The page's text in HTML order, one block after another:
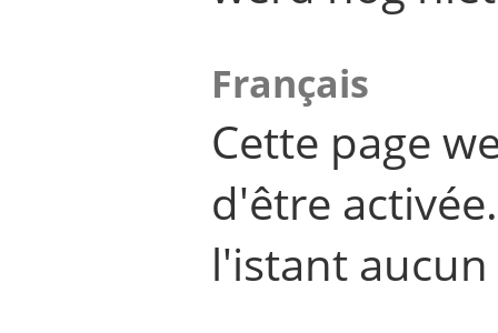
Français
Cette page
d'être
l'istant